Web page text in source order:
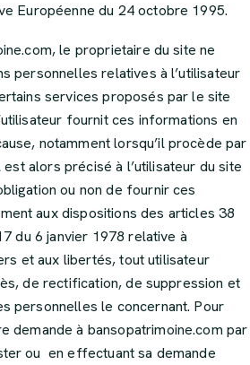
Européenne du 24 octobre 1995.
, le proprietaire du site ne
personnelles relatives à l’utilisateur
services proposés par le site
fournit ces informations en
notamment lorsqu’il procède par
alors précisé à l’utilisateur du site
ou non de fournir ces
aux dispositions des articles 38
du 6 janvier 1978 relative à
et aux libertés, tout utilisateur
de rectification, de suppression et
personnelles le concernant. Pour
demande à bansopatrimoine.com par
ou en effectuant sa demande